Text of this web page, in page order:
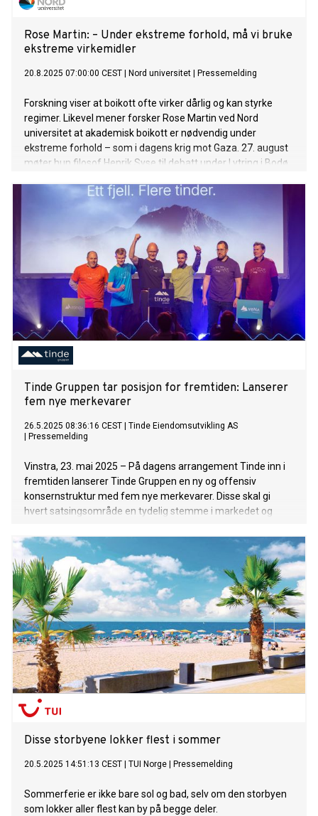
Rose Martin: – Under ekstreme forhold, må vi bruke
ekstreme virkemidler
20.8.2025 07:00:00 CEST Nord universitet Pressemelding
Forskning viser at boikott ofte virker dårlig og kan styrke
regimer. Likevel mener forsker Rose Martin ved Nord
universitet at akademisk boikott er nødvendig under
ekstreme forhold – som i dagens krig mot Gaza. 27. august
møter hun filosof Henrik Syse til debatt under Lytring i Bodø.
Tinde Gruppen tar posisjon for fremtiden: Lanserer
fem nye merkevarer
26.5.2025 08:36:16 CEST
Tinde Eiendomsutvikling AS
Pressemelding
Vinstra, 23. mai 2025 – På dagens arrangement Tinde inn i
fremtiden lanserer Tinde Gruppen en ny og offensiv
konsernstruktur med fem nye merkevarer. Disse skal gi
hvert satsingsområde en tydelig stemme i markedet og
Gruppen skal passere 1,5 milliarder kroner i årlig omsetning i
løpet av 2028.
Disse storbyene lokker flest i sommer
20.5.2025 14:51:13 CEST TUI Norge Pressemelding
Sommerferie er ikke bare sol og bad, selv om den storbyen
som lokker aller flest kan by på begge deler.